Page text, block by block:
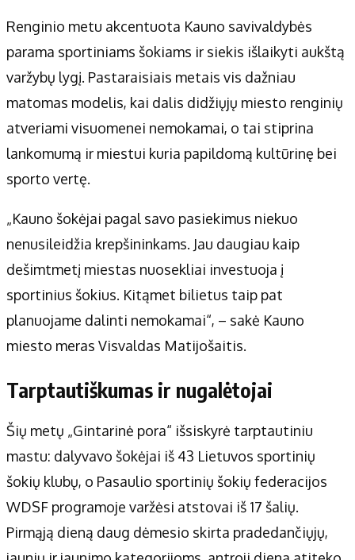
Renginio metu akcentuota Kauno savivaldybės
parama sportiniams šokiams ir siekis išlaikyti aukštą
varžybų lygį. Pastaraisiais metais vis dažniau
matomas modelis, kai dalis didžiųjų miesto renginių
atveriami visuomenei nemokamai, o tai stiprina
lankomumą ir miestui kuria papildomą kultūrinę bei
sporto vertę.
„Kauno šokėjai pagal savo pasiekimus niekuo
nenusileidžia krepšininkams. Jau daugiau kaip
dešimtmetį miestas nuosekliai investuoja į
sportinius šokius. Kitąmet bilietus taip pat
planuojame dalinti nemokamai“, – sakė Kauno
miesto meras Visvaldas Matijošaitis.
Tarptautiškumas ir nugalėtojai
Šių metų „Gintarinė pora“ išsiskyrė tarptautiniu
mastu: dalyvavo šokėjai iš 43 Lietuvos sportinių
šokių klubų, o Pasaulio sportinių šokių federacijos
WDSF programoje varžėsi atstovai iš 17 šalių.
Pirmąją dieną daug dėmesio skirta pradedančiųjų,